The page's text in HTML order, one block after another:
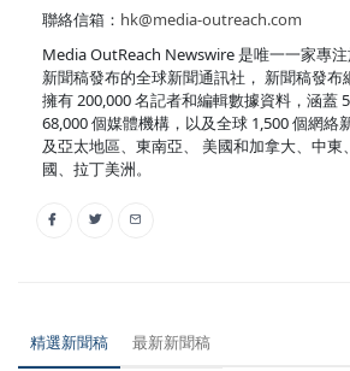
聯絡信箱： hk@media-outreach.com
Media OutReach Newswire 是唯一一家專
新聞稿發布的全球新聞通訊社， 新聞稿發布
擁有 200,000 名記者和編輯數據資料，涵蓋
68,000 個媒體機構，以及全球 1,500 個網絡
及亞太地區、東南亞、 美國和加拿大、中東
國、拉丁美洲。
精選新聞稿 最新新聞稿